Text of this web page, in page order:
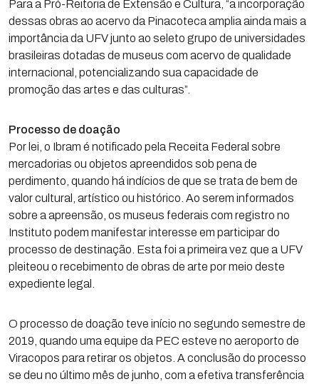
Para a Pró-Reitoria de Extensão e Cultura, “a incorporação
dessas obras ao acervo da Pinacoteca amplia ainda mais a
importância da UFV junto ao seleto grupo de universidades
brasileiras dotadas de museus com acervo de qualidade
internacional, potencializando sua capacidade de
promoção das artes e das culturas”.
Processo de doação
Por lei, o Ibram é notificado pela Receita Federal sobre
mercadorias ou objetos apreendidos sob pena de
perdimento, quando há indícios de que se trata de bem de
valor cultural, artístico ou histórico. Ao serem informados
sobre a apreensão, os museus federais com registro no
Instituto podem manifestar interesse em participar do
processo de destinação. Esta foi a primeira vez que a UFV
pleiteou o recebimento de obras de arte por meio deste
expediente legal.
O processo de doação teve início no segundo semestre de
2019, quando uma equipe da PEC esteve no aeroporto de
Viracopos para retirar os objetos. A conclusão do processo
se deu no último mês de junho, com a efetiva transferência